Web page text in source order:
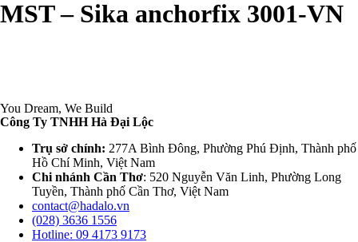
MST – Sika anchorfix 3001-VN
You Dream, We Build
Công Ty TNHH Hà Đại Lộc
Trụ sở chính: 277A Bình Đông, Phường Phú Định, Thành phố
Hồ Chí Minh, Việt Nam
Chi nhánh Cần Thơ: 520 Nguyễn Văn Linh, Phường Long
Tuyền, Thành phố Cần Thơ, Việt Nam
contact@hadalo.vn
(028) 3636 1556
Hotline: 09 4173 9173